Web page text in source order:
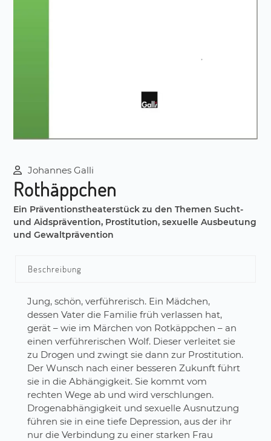
Johannes Galli
Rothäppchen
Ein Präventionstheaterstück zu den Themen Sucht-
und Aidsprävention, Prostitution, sexuelle Ausbeutung
und Gewaltprävention
Beschreibung
Jung, schön, verführerisch. Ein Mädchen,
dessen Vater die Familie früh verlassen hat,
gerät – wie im Märchen von Rotkäppchen – an
einen verführerischen Wolf. Dieser verleitet sie
zu Drogen und zwingt sie dann zur Prostitution.
Der Wunsch nach einer besseren Zukunft führt
sie in die Abhängigkeit. Sie kommt vom
rechten Wege ab und wird verschlungen.
Drogenabhängigkeit und sexuelle Ausnutzung
führen sie in eine tiefe Depression, aus der ihr
nur die Verbindung zu einer starken Frau